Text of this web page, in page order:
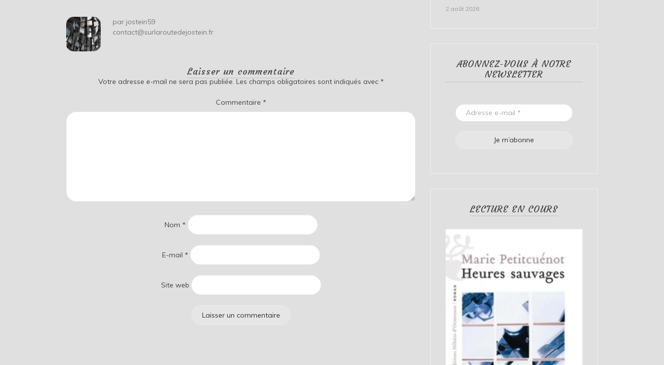
par jostein59
contact@surlaroutedejostein.fr
Laisser un commentaire
Votre adresse e-mail ne sera pas publiée. Les champs obligatoires sont indiqués avec *
Commentaire *
Nom *
E-mail *
Site web
2 août 2026
ABONNEZ-VOUS À NOTRE
NEWSLETTER
LECTURE EN COURS